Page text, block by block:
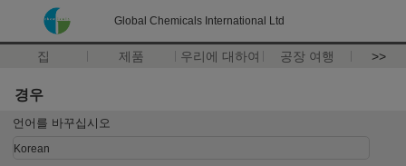
Global Chemicals International Ltd
집 제품 우리에 대하여 공장 여행 >>
경우
언어를 바꾸십시오
Korean